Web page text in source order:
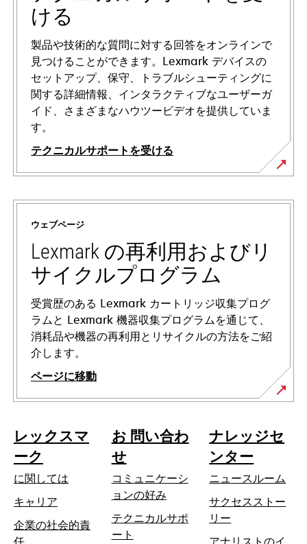
ける
製品や技術的な質問に対する回答をオンラインで
見つけることができます。Lexmark デバイスの
セットアップ、保守、トラブルシューティングに
関する詳細情報、インタラクティブなユーザーガ
イド、さまざまなハウツービデオを提供していま
す。
テクニカルサポートを受ける
新
し
ウェブページ
Lexmark の再利用およびリ
サイクルプログラム
受賞歴のある Lexmark カートリッジ収集プログ
ラムと Lexmark 機器収集プログラムを通じて、
消耗品や機器の再利用とリサイクルの方法をご紹
介します。
ページに移動
レックスマ
ーク
に関しては
キャリア
企業の社会的責
新
お 問い合わ
せ
コミュニケーシ
ョンの好み
テクニカルサポ
ート
ナレッジセ
ンター
ニュースルーム
サクセスストー
リー